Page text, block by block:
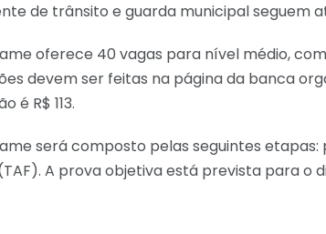
de trânsito e guarda municipal seguem
oferece 40 vagas para nível médio, com
devem ser feitas na página da banca
é R$ 113.
será composto pelas seguintes
A prova objetiva está prevista para o